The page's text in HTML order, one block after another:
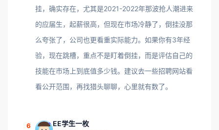
挂，确实存在，尤其是2021-2022年那波抢人潮进来
的应届生，起薪很高，但现在市场冷静了，倒挂没那
么夸张了，公司也更看重实际能力。如果你有3年经
验，现在跳槽，重点不是盯着倒挂，而是评估自己的
技能在市场上到底值多少钱。建议去一些招聘网站看
看公开范围，再找猎头聊聊，心里就有数了。
6 EE学生一枚